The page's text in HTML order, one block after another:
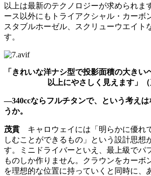
以上は最新のテクノロジーが求められま
ース以外にもトライアクシャル・カーボ
スタブルホーゼル、スクリューウエイト
す。
「きれいな洋ナシ型で投影面積の大きい
以上にやさしく見えます」（
―340ccならフルチタンで、という考えは
うか。
茂貫 キャロウェイには「明らかに優れ
しむことができるもの」という設計思想
す。ミニドライバーといえ、最上級でパ
ものしか作りません。クラウンをカーボ
を理想的な位置に持っていくと同時に、